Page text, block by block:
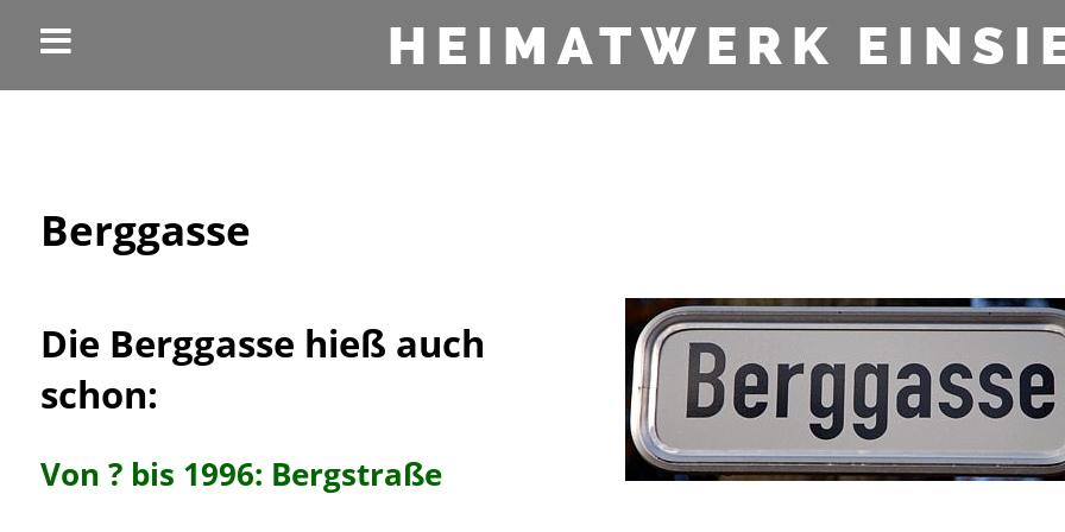
HEIMATWERK
Berggasse
Die Berggasse hieß auch
schon:
Von ? bis 1996: Bergstraße